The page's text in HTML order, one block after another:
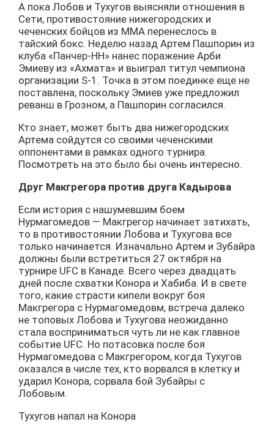
А пока Лобов и Тухугов выясняли отношения в
Сети, противостояние нижегородских и
чеченских бойцов из ММА перенеслось в
тайский бокс. Неделю назад Артем Пашпорин из
клуба «Панчер-НН» нанес поражение Арби
Эмиеву из «Ахмата» и выиграл титул чемпиона
организации S-1. Точка в этом поединке еще не
поставлена, поскольку Эмиев уже предложил
реванш в Грозном, а Пашпорин согласился.
Кто знает, может быть два нижегородских
Артема сойдутся со своими чеченскими
оппонентами в рамках одного турнира.
Посмотреть на это было бы очень интересно.
Друг Макгрегора против друга Кадырова
Если история с нашумевшим боем
Нурмагомедов — Макгрегор начинает затихать,
то в противостоянии Лобова и Тухугова все
только начинается. Изначально Артем и Зубайра
должны были встретиться 27 октября на
турнире UFC в Канаде. Всего через двадцать
дней после схватки Конора и Хабиба. И в свете
того, какие страсти кипели вокруг боя
Макгрегора с Нурмагомедовм, встреча далеко
не топовых Лобова и Тухугова неожиданно
стала восприниматься чуть ли не как главное
событие UFC. Но потасовка после боя
Нурмагомедова с Макгрегором, когда Тухугов
оказался в числе тех, кто ворвался в клетку и
ударил Конора, сорвала бой Зубайры с
Лобовым.
Тухугов напал на Конора